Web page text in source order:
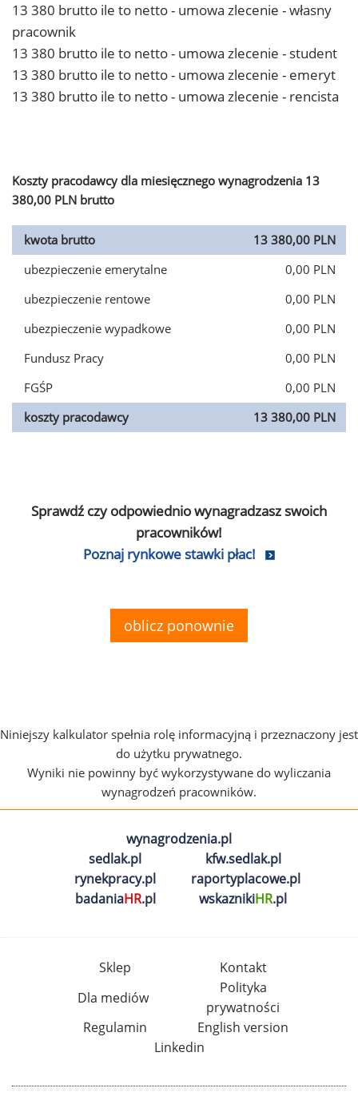
13 380 brutto ile to netto - umowa zlecenie - własny
pracownik
13 380 brutto ile to netto - umowa zlecenie - student
13 380 brutto ile to netto - umowa zlecenie - emeryt
13 380 brutto ile to netto - umowa zlecenie - rencista
Koszty pracodawcy dla miesięcznego wynagrodzenia 13
380,00 PLN brutto
kwota brutto
13 380,00 PLN
ubezpieczenie emerytalne
0,00 PLN
ubezpieczenie rentowe
0,00 PLN
ubezpieczenie wypadkowe
0,00 PLN
Fundusz Pracy
0,00 PLN
FGŚP
0,00 PLN
koszty pracodawcy
13 380,00 PLN
Sprawdź czy odpowiednio wynagradzasz swoich
pracowników!
Poznaj rynkowe stawki płac!
oblicz ponownie
Niniejszy kalkulator spełnia rolę informacyjną i przeznaczony jest
do użytku prywatnego.
Wyniki nie powinny być wykorzystywane do wyliczania
wynagrodzeń pracowników.
wynagrodzenia.pl
sedlak.pl
kfw.sedlak.pl
rynekpracy.pl
raportyplacowe.pl
badaniaHR.pl wskaznikiHR.pl
Sklep
Kontakt
Dla mediów
Polityka
prywatności
Regulamin
English version
Linkedin